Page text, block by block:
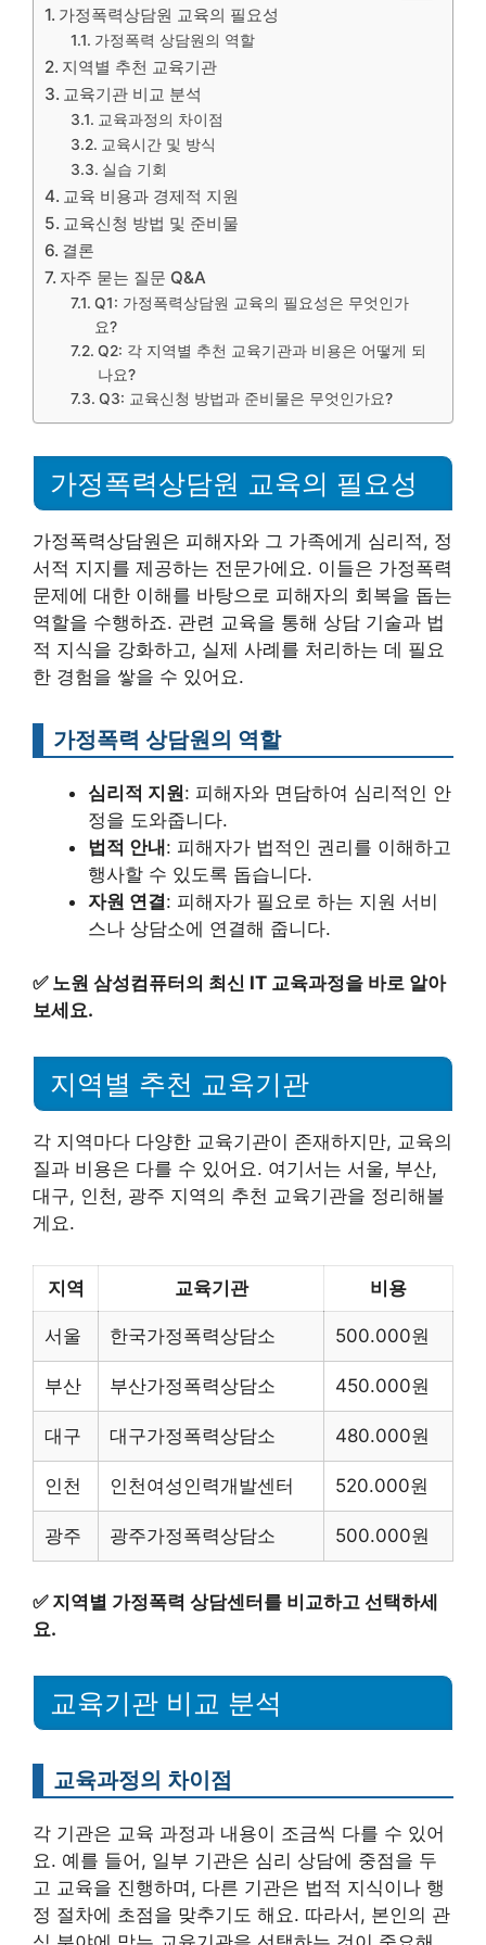
가정폭력상담원 교육의 필요성
가정폭력 상담원의 역할
지역별 추천 교육기관
교육기관 비교 분석
교육과정의 차이점
교육시간 및 방식
실습 기회
교육 비용과 경제적 지원
교육신청 방법 및 준비물
결론
자주 묻는 질문 Q&A
Q1: 가정폭력상담원 교육의 필요성은 무엇인가
요?
Q2: 각 지역별 추천 교육기관과 비용은 어떻게 되
나요?
Q3: 교육신청 방법과 준비물은 무엇인가요?
가정폭력상담원 교육의 필요성
가정폭력상담원은 피해자와 그 가족에게 심리적, 정
서적 지지를 제공하는 전문가에요. 이들은 가정폭력
문제에 대한 이해를 바탕으로 피해자의 회복을 돕는
역할을 수행하죠. 관련 교육을 통해 상담 기술과 법
적 지식을 강화하고, 실제 사례를 처리하는 데 필요
한 경험을 쌓을 수 있어요.
가정폭력 상담원의 역할
심리적 지원: 피해자와 면담하여 심리적인 안
정을 도와줍니다.
법적 안내: 피해자가 법적인 권리를 이해하고
행사할 수 있도록 돕습니다.
자원 연결: 피해자가 필요로 하는 지원 서비
스나 상담소에 연결해 줍니다.
✅ 노원 삼성컴퓨터의 최신 IT 교육과정을 바로 알아
보세요.
지역별 추천 교육기관
각 지역마다 다양한 교육기관이 존재하지만, 교육의
질과 비용은 다를 수 있어요. 여기서는 서울, 부산,
대구, 인천, 광주 지역의 추천 교육기관을 정리해볼
게요.
지역 교육기관 비용
서울 한국가정폭력상담소 500.000원
부산 부산가정폭력상담소 450.000원
대구 대구가정폭력상담소 480.000원
인천 인천여성인력개발센터 520.000원
광주 광주가정폭력상담소 500.000원
✅ 지역별 가정폭력 상담센터를 비교하고 선택하세
요.
교육기관 비교 분석
교육과정의 차이점
각 기관은 교육 과정과 내용이 조금씩 다를 수 있어
요. 예를 들어, 일부 기관은 심리 상담에 중점을 두
고 교육을 진행하며, 다른 기관은 법적 지식이나 행
정 절차에 초점을 맞추기도 해요. 따라서, 본인의 관